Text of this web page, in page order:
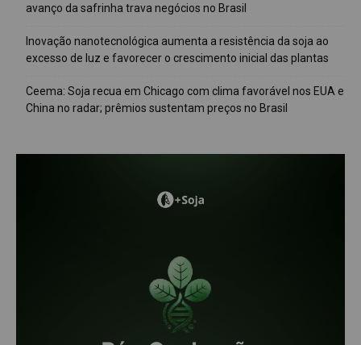
avanço da safrinha trava negócios no Brasil
Inovação nanotecnológica aumenta a resistência da soja ao
excesso de luz e favorecer o crescimento inicial das plantas
Ceema: Soja recua em Chicago com clima favorável nos EUA e
China no radar; prêmios sustentam preços no Brasil